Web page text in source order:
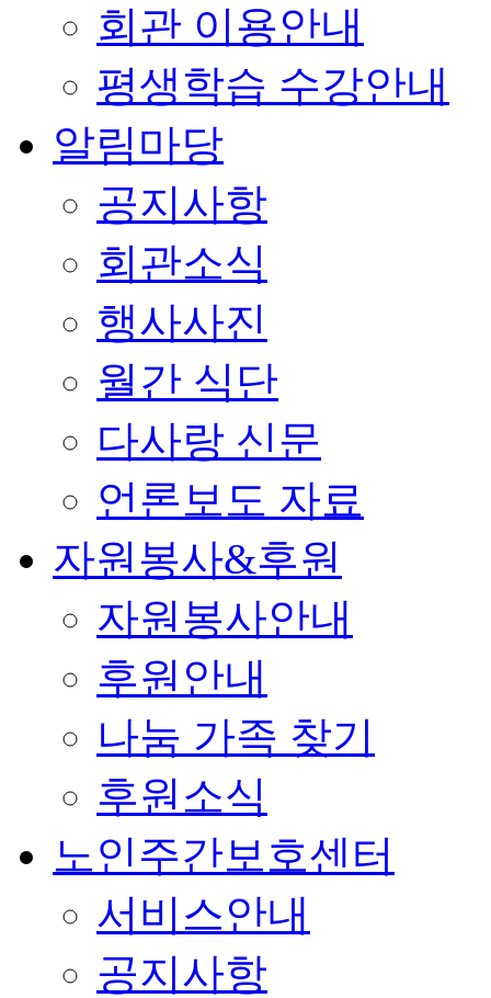
회관 이용안내
평생학습 수강안내
알림마당
공지사항
회관소식
행사사진
월간 식단
다사랑 신문
언론보도 자료
자원봉사&후원
자원봉사안내
후원안내
나눔 가족 찾기
후원소식
노인주간보호센터
서비스안내
공지사항